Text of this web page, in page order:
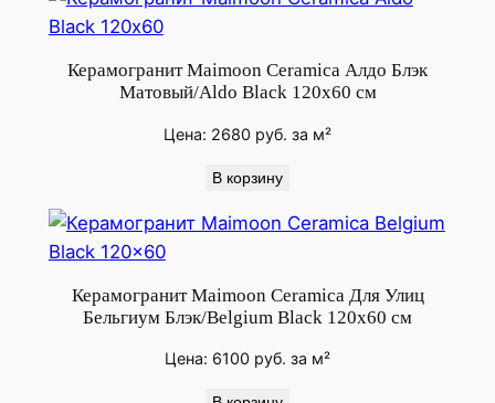
a
x
1
Керамогранит Maimoon Ceramica Алдо Блэк
Матовый/Aldo Black 120х60 см
Цена: 2680 руб. за м²
В корзину
Керамогранит Maimoon Ceramica Для Улиц
Бельгиум Блэк/Belgium Black 120x60 см
Цена: 6100 руб. за м²